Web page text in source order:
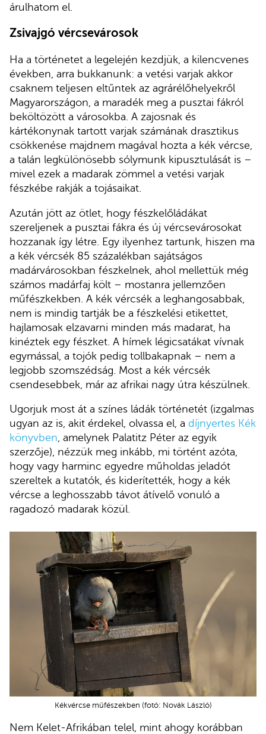
árulhatom el.
Zsivajgó vércsevárosok
Ha a történetet a legelején kezdjük, a kilencvenes
években, arra bukkanunk: a vetési varjak akkor
csaknem teljesen eltűntek az agrárélőhelyekről
Magyarországon, a maradék meg a pusztai fákról
beköltözött a városokba. A zajosnak és
kártékonynak tartott varjak számának drasztikus
csökkenése majdnem magával hozta a kék vércse,
a talán legkülönösebb sólymunk kipusztulását is –
mivel ezek a madarak zömmel a vetési varjak
fészkébe rakják a tojásaikat.
Azután jött az ötlet, hogy fészkelőládákat
szereljenek a pusztai fákra és új vércsevárosokat
hozzanak így létre. Egy ilyenhez tartunk, hiszen ma
a kék vércsék 85 százalékban sajátságos
madárvárosokban fészkelnek, ahol mellettük még
számos madárfaj költ – mostanra jellemzően
műfészkekben. A kék vércsék a leghangosabbak,
nem is mindig tartják be a fészkelési etikettet,
hajlamosak elzavarni minden más madarat, ha
kinéztek egy fészket. A hímek légicsatákat vívnak
egymással, a tojók pedig tollbakapnak – nem a
legjobb szomszédság. Most a kék vércsék
csendesebbek, már az afrikai nagy útra készülnek.
Ugorjuk most át a színes ládák történetét (izgalmas
ugyan az is, akit érdekel, olvassa el, a díjnyertes Kék
könyvben, amelynek Palatitz Péter az egyik
szerzője), nézzük meg inkább, mi történt azóta,
hogy vagy harminc egyedre műholdas jeladót
szereltek a kutatók, és kiderítették, hogy a kék
vércse a leghosszabb távot átívelő vonuló a
ragadozó madarak közül.
Kékvércse műfészekben (fotó: Novák László)
Nem Kelet-Afrikában telel, mint ahogy korábban